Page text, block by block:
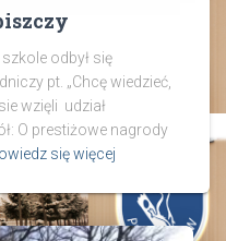
odbył się
pt. „Chcę wiedzieć,
wzięli udział
O prestiżowe nagrody
się więcej